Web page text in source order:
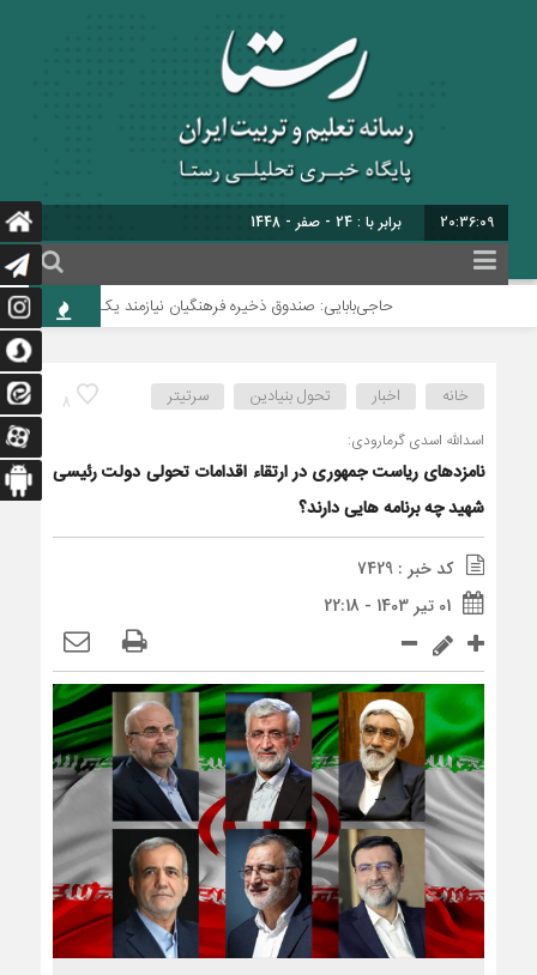
20:36:09 برابر با : 24 - صفر - 1448
حاجی‌بابایی: صندوق ذخیره فرهنگیان نیازمند یک تصمیم اساسی
8 خانه اخبار تحول بنیادین سرتیتر
اسدالله اسدی گرمارودی:
نامزدهای ریاست جمهوری در ارتقاء اقدامات تحولی دولت رئیسی
شهید چه برنامه هایی دارند؟
کد خبر : 7429
01 تیر 1403 - 22:18